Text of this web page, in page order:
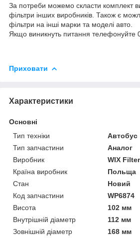
За потреби можемо скласти комплект
фільтри інших виробників. Також є
фільтри на інші марки та моделі авто.
Якщо виникнуть питання телефонуйте
Приховати
Характеристики
Основні
Тип техніки
Автобус
Тип запчастини
Аналог
Виробник
WIX
Країна виробник
Польща
Стан
Новий
Код запчастини
WP6874
Висота
102 мм
Внутрішній діаметр
112 мм
Зовнішній діаметр
168 мм